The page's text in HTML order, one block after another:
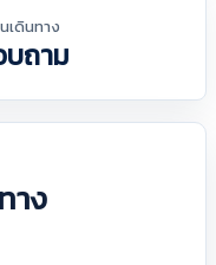
เดินทาง
ถาม
าง